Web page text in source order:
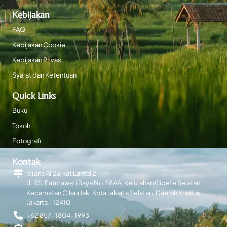
Kebijakan
FAQ
Kebijakan Cookie
Kebijakan Privasi
Syarat dan Ketentuan
Quick Links
Buku
Tokoh
Fotografi
Kontak
Istana Al Barkat Lantai 2
Jl. RS. Fatmawati Raya No.28AA, Kelurahan Cipete Selatan,
Kecamatan Cilandak, Kota Jakarta Selatan, Daerah Khusus
Jakarta - 12410
+62 857-1804-1993